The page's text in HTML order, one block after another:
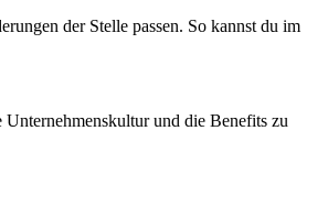
der Stelle passen. So kannst du im
und die Benefits zu